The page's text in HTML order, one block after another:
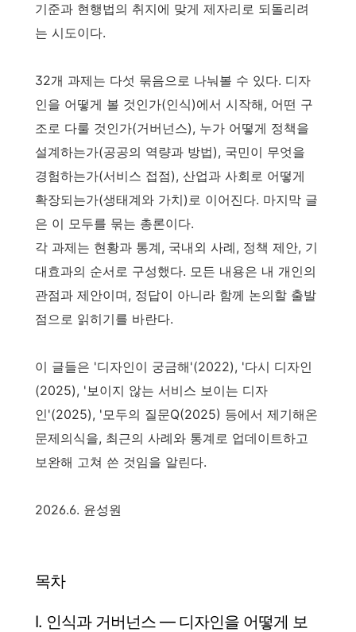
기준과 현행법의 취지에 맞게 제자리로 되돌리려
는 시도이다.
32개 과제는 다섯 묶음으로 나눠볼 수 있다. 디자
인을 어떻게 볼 것인가(인식)에서 시작해, 어떤 구
조로 다룰 것인가(거버넌스), 누가 어떻게 정책을
설계하는가(공공의 역량과 방법), 국민이 무엇을
경험하는가(서비스 접점), 산업과 사회로 어떻게
확장되는가(생태계와 가치)로 이어진다. 마지막 글
은 이 모두를 묶는 총론이다.
각 과제는 현황과 통계, 국내외 사례, 정책 제안, 기
대효과의 순서로 구성했다. 모든 내용은 내 개인의
관점과 제안이며, 정답이 아니라 함께 논의할 출발
점으로 읽히기를 바란다.
이 글들은 '디자인이 궁금해'(2022), '다시 디자인
(2025), '보이지 않는 서비스 보이는 디자
인'(2025), '모두의 질문Q(2025) 등에서 제기해온
문제의식을, 최근의 사례와 통계로 업데이트하고
보완해 고쳐 쓴 것임을 알린다.
2026.6. 윤성원
목차
I. 인식과 거버넌스 — 디자인을 어떻게 보